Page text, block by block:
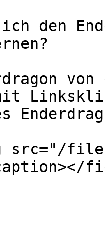
den
src="/